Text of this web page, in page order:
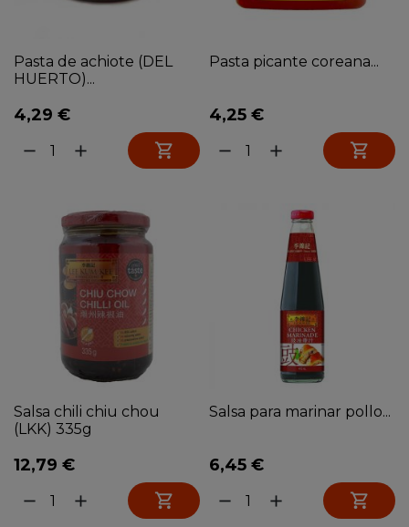
Pasta de achiote (DEL
HUERTO)...
4,29 €
remove add 
Pasta picante coreana...
4,25 €
remove add 
Salsa chili chiu chou
(LKK) 335g
12,79 €
remove add 
Salsa para marinar pollo...
6,45 €
remove add 